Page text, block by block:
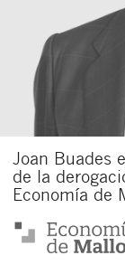
Joan Buades
de la
Economía de
Acepto
artículos
Acepto
las
Al pulsar el botón
información básica
es Buades Legal
derecho a